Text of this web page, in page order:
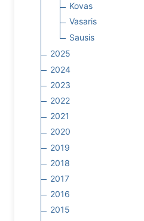
Kovas
Vasaris
Sausis
2025
2024
2023
2022
2021
2020
2019
2018
2017
2016
2015